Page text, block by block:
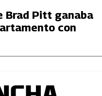
Brad Pitt ganaba
con